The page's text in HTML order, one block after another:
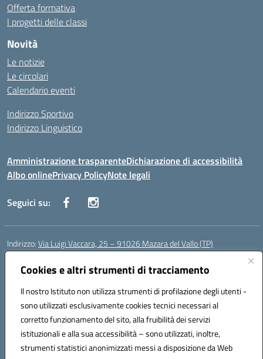
Cookies e altri strumenti di tracciamento
Il nostro Istituto non utilizza strumenti di profilazione degli utenti -
sono utilizzati esclusivamente cookies tecnici necessari al
corretto funzionamento del sito, alla fruibilità dei servizi
istituzionali e alla sua accessibilità – sono utilizzati, inoltre,
strumenti statistici anonimizzati messi a disposizione da Web
Offerta formativa
I progetti delle classi
Novità
Le notizie
Le circolari
Calendario eventi
Indirizzo Sportivo
Indirizzo Linguistico
Amministrazione trasparenteDichiarazione di accessibilità
Albo onlinePrivacy PolicyNote legali
Seguici su:
Indirizzo:Via Luigi Vaccara, 25 – 91026 Mazara del Vallo (TP)
Centralino:
Posta elettronica certificata (PEC):tpic843007@pec.istruzione.it
Codice fiscale: 91036660818
Codice meccanografico:tpic843007
Codice Indice delle Pubbliche Amministrazioni (IPA): icggp
Codice unico di fatturazione (CUF): UFYPS3